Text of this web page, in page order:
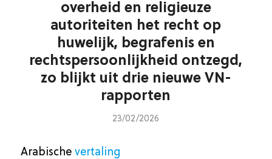
overheid en religieuze
autoriteiten het recht op
huwelijk, begrafenis en
rechtspersoonlijkheid ontzegd,
zo blijkt uit drie nieuwe VN-
rapporten
23/02/2026
Arabische vertaling